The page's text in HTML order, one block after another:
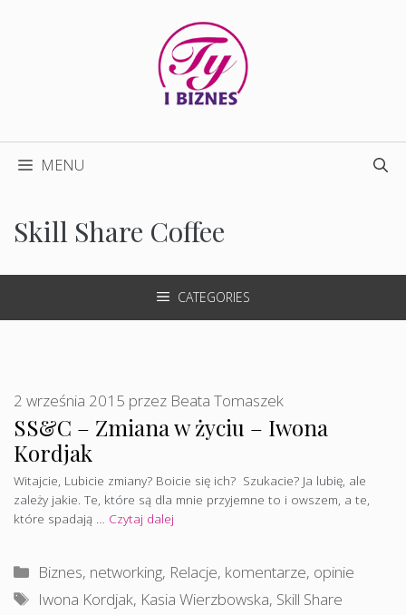
MENU
Skill Share Coffee
CATEGORIES
SS&C – Zmiana w życiu – Iwona
Kordjak
2 września 2015 przez Beata Tomaszek
Witajcie, Lubicie zmiany? Boicie się ich? Szukacie? Ja lubię, ale
zależy jakie. Te, które są dla mnie przyjemne to i owszem, a te,
które spadają … Czytaj dalej
Kategorie
Biznes, networking, Relacje, komentarze, opinie
Tagi
Iwona Kordjak, Kasia Wierzbowska, Skill Share